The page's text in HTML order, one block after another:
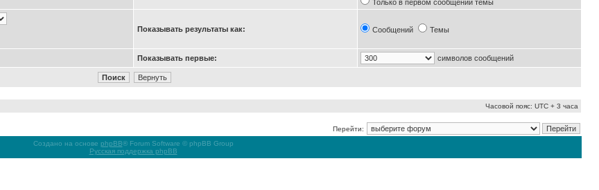
Только в первом сообщении темы
Показывать результаты как: Сообщений Темы
Показывать первые: символов сообщений
Часовой пояс: UTC + 3 часа
Перейти:
Создано на основе phpBB® Forum Software © phpBB Group
Русская поддержка phpBB